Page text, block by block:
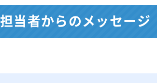
担当者からのメッセージ